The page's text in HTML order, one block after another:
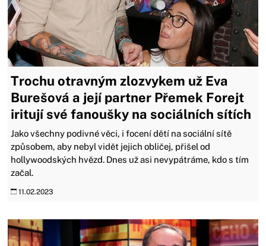
Trochu otravným zlozvykem už Eva
Burešová a její partner Přemek Forejt
iritují své fanoušky na sociálních sítích
Jako všechny podivné věci, i focení dětí na sociální sítě
způsobem, aby nebyl vidět jejich obličej, přišel od
hollywoodských hvězd. Dnes už asi nevypátráme, kdo s tím
začal.
11.02.2023